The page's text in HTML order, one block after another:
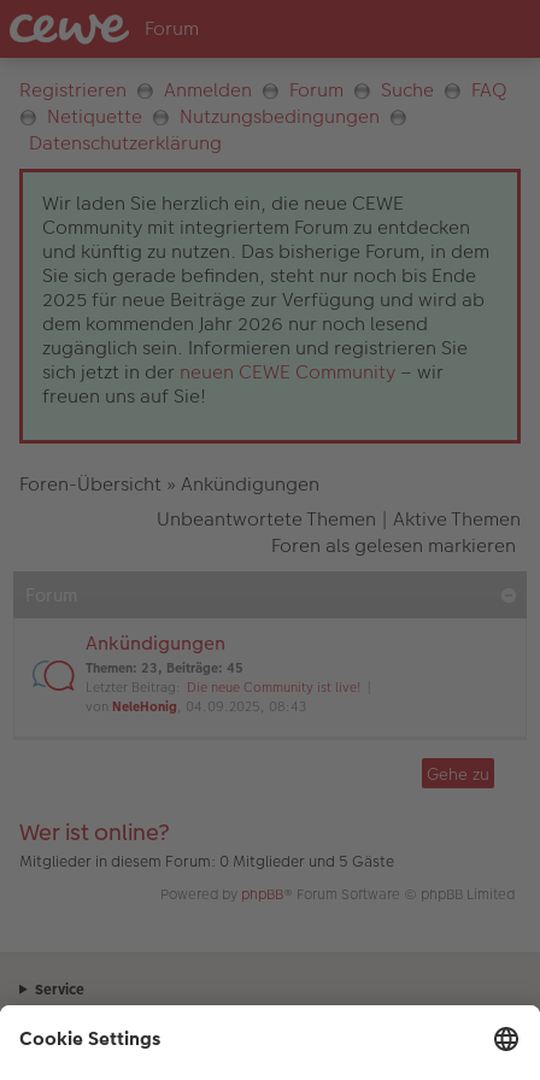
Registrieren Anmelden Forum Suche
FAQ
Netiquette
Nutzungsbedingungen
Datenschutzerklärung
Wir laden Sie herzlich ein, die neue CEWE
Community mit integriertem Forum zu entdecken
und künftig zu nutzen. Das bisherige Forum, in dem
Sie sich gerade befinden, steht nur noch bis Ende
2025 für neue Beiträge zur Verfügung und wird ab
dem kommenden Jahr 2026 nur noch lesend
zugänglich sein. Informieren und registrieren Sie
sich jetzt in der neuen CEWE Community – wir
freuen uns auf Sie!
Foren-Übersicht » Ankündigungen
Unbeantwortete Themen | Aktive Themen
Foren als gelesen markieren
Ankündigungen
Themen: 23, Beiträge: 45
Letzter Beitrag: Die neue Community ist live!
von NeleHonig, 04.09.2025, 08:43
Gehe zu
Wer ist online?
Mitglieder in diesem Forum: 0 Mitglieder und 5 Gäste
Powered by phpBB® Forum Software © phpBB Limited
Service